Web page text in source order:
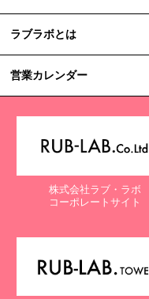
ラブラボとは
営業カレンダー
株式会社ラブ・ラボ
コーポレートサイト